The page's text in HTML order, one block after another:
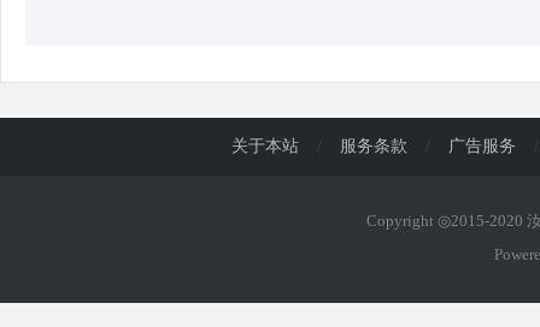
关于本站 / 服务条款 / 广告服务 /
Copyright ◎2015-2020